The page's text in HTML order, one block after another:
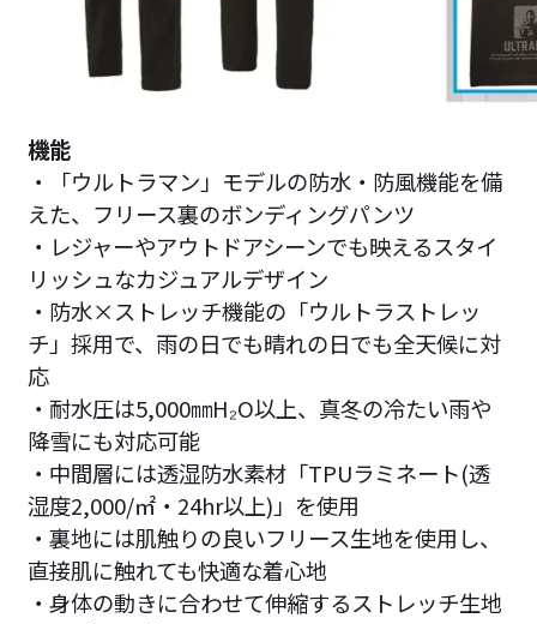
機能
・「ウルトラマン」モデルの防水・防風機能を備
えた、フリース裏のボンディングパンツ
・レジャーやアウトドアシーンでも映えるスタイ
リッシュなカジュアルデザイン
・防水×ストレッチ機能の「ウルトラストレッ
チ」採用で、雨の日でも晴れの日でも全天候に対
応
・耐水圧は5,000㎜H₂O以上、真冬の冷たい雨や
降雪にも対応可能
・中間層には透湿防水素材「TPUラミネート(透
湿度2,000/㎡・24hr以上)」を使用
・裏地には肌触りの良いフリース生地を使用し、
直接肌に触れても快適な着心地
・身体の動きに合わせて伸縮するストレッチ生地